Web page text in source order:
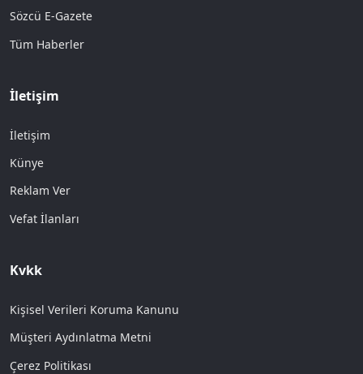
Sözcü E-Gazete
Tüm Haberler
İletişim
İletişim
Künye
Reklam Ver
Vefat İlanları
Kvkk
Kişisel Verileri Koruma Kanunu
Müşteri Aydınlatma Metni
Çerez Politikası